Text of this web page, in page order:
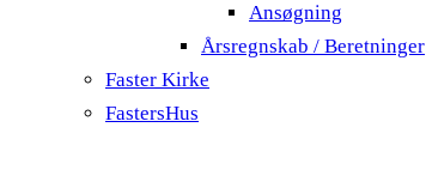
Ansøgning
Årsregnskab / Beretninger
Faster Kirke
FastersHus